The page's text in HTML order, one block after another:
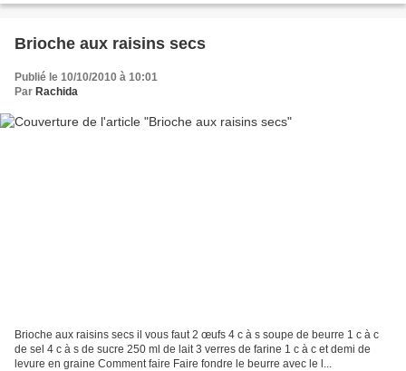
Brioche aux raisins secs
Publié le 10/10/2010 à 10:01
Par Rachida
Brioche aux raisins secs il vous faut 2 œufs 4 c à s soupe de beurre 1 c à c
de sel 4 c à s de sucre 250 ml de lait 3 verres de farine 1 c à c et demi de
levure en graine Comment faire Faire fondre le beurre avec le l...